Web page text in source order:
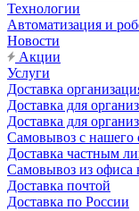
Технологии
Автоматизация и
Новости
Акции
Услуги
Доставка
Доставка для
Доставка для
Самовывоз с нашего
Доставка частным
Самовывоз из офиса
Доставка почтой
Доставка по России